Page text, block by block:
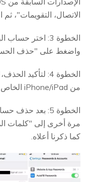
الاتصال، التقويمات"،
الخطوة 3: اختر
واضغط على "حذف
الخطوة 4:
من iPhone/iPad الخاص بي".
الخطوة 5: بعد
مرة أخرى إلى "كلمات
كما ذكرنا أعلاه.